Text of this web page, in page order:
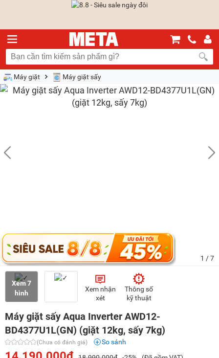
Máy giặt Máy giặt sấy
1 / 7
Xem 7
hình
Xem nhận
xét
Thông số
kỹ thuật
Máy giặt sấy Aqua Inverter AWD12-
BD4377U1L(GN) (giặt 12kg, sấy 7kg)
(Chưa có đánh giá) So sánh